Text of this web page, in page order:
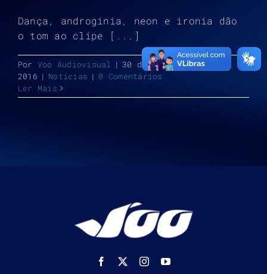
Dança, androginia, neon e ironia dão
o tom ao clipe [...]
Por Voo Audiovisual | 30 de novembro de
2016 | Notícias | 0 Comentários
Ler Mais